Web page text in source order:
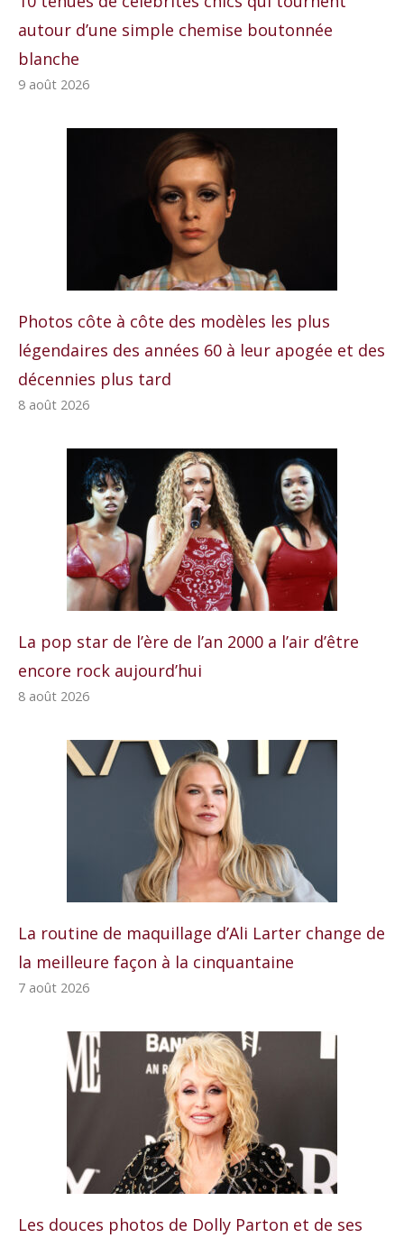
autour d’une simple chemise boutonnée
blanche
9 août 2026
Photos côte à côte des modèles les plus
légendaires des années 60 à leur apogée et des
décennies plus tard
8 août 2026
La pop star de l’ère de l’an 2000 a l’air d’être
encore rock aujourd’hui
8 août 2026
La routine de maquillage d’Ali Larter change de
la meilleure façon à la cinquantaine
7 août 2026
Les douces photos de Dolly Parton et de ses